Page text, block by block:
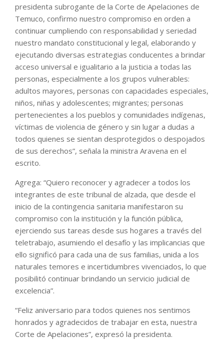
presidenta subrogante de la Corte de Apelaciones de
Temuco, confirmo nuestro compromiso en orden a
continuar cumpliendo con responsabilidad y seriedad
nuestro mandato constitucional y legal, elaborando y
ejecutando diversas estrategias conducentes a brindar
acceso universal e igualitario a la justicia a todas las
personas, especialmente a los grupos vulnerables:
adultos mayores, personas con capacidades especiales,
niños, niñas y adolescentes; migrantes; personas
pertenecientes a los pueblos y comunidades indígenas,
víctimas de violencia de género y sin lugar a dudas a
todos quienes se sientan desprotegidos o despojados
de sus derechos”, señala la ministra Aravena en el
escrito.
Agrega: “Quiero reconocer y agradecer a todos los
integrantes de este tribunal de alzada, que desde el
inicio de la contingencia sanitaria manifestaron su
compromiso con la institución y la función pública,
ejerciendo sus tareas desde sus hogares a través del
teletrabajo, asumiendo el desafío y las implicancias que
ello significó para cada una de sus familias, unida a los
naturales temores e incertidumbres vivenciados, lo que
posibilitó continuar brindando un servicio judicial de
excelencia”.
“Feliz aniversario para todos quienes nos sentimos
honrados y agradecidos de trabajar en esta, nuestra
Corte de Apelaciones”, expresó la presidenta.